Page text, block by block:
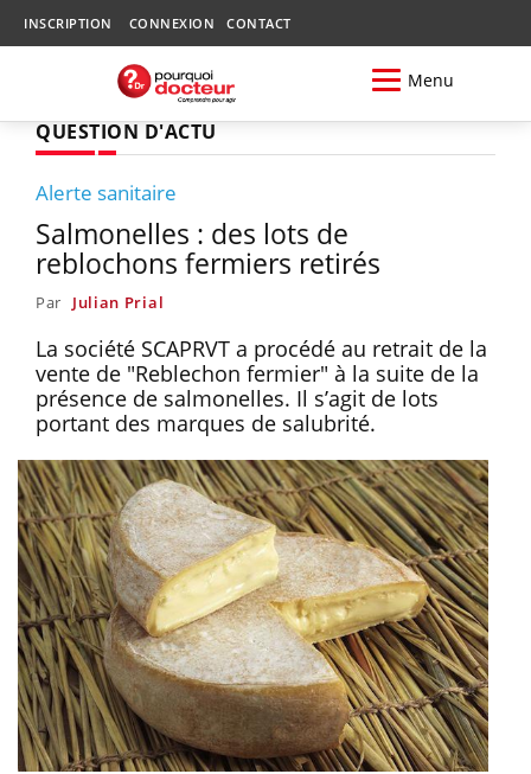
INSCRIPTION CONNEXION CONTACT
Menu
QUESTION D'ACTU
Alerte sanitaire
Salmonelles : des lots de
reblochons fermiers retirés
Par Julian Prial
La société SCAPRVT a procédé au retrait de la
vente de "Reblechon fermier" à la suite de la
présence de salmonelles. Il s’agit de lots
portant des marques de salubrité.